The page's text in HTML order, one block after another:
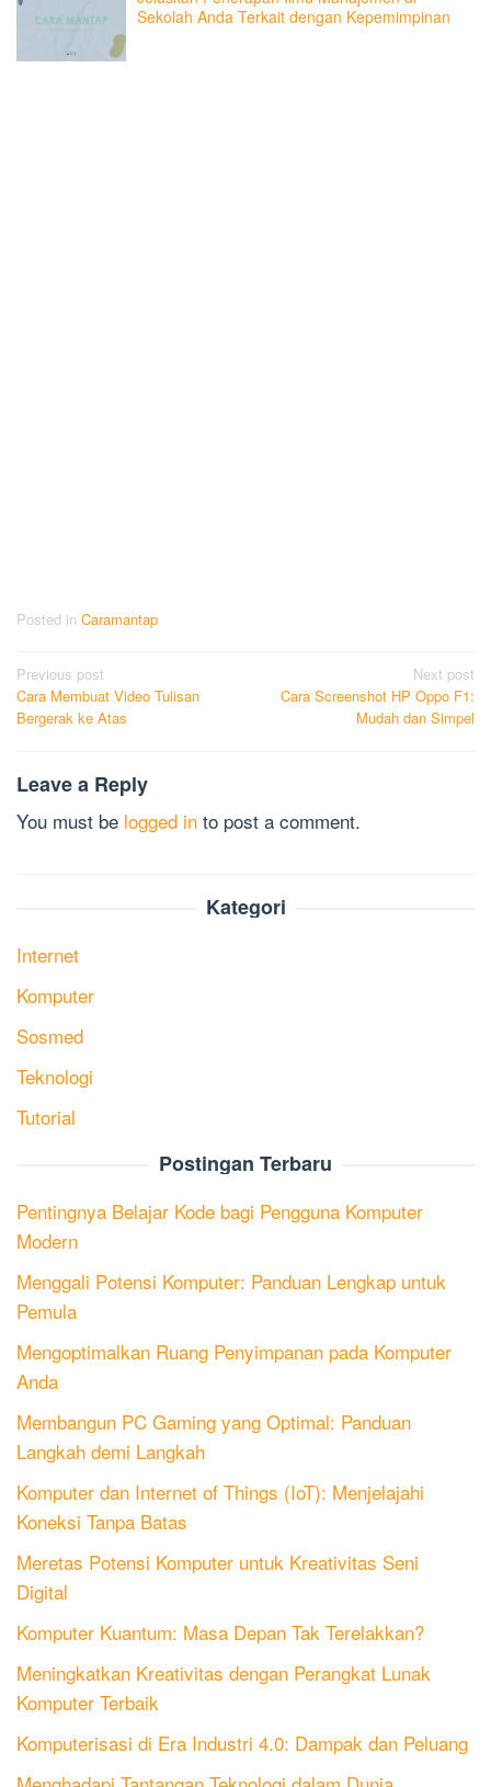
Sekolah Anda Terkait dengan Kepemimpinan
Posted in Caramantap
Post
navigation
Previous post
Cara Membuat Video Tulisan
Bergerak ke Atas
Next post
Cara Screenshot HP Oppo F1:
Mudah dan Simpel
Leave a Reply
You must be logged in to post a comment.
Kategori
Internet
Komputer
Sosmed
Teknologi
Tutorial
Postingan Terbaru
Pentingnya Belajar Kode bagi Pengguna Komputer
Modern
Menggali Potensi Komputer: Panduan Lengkap untuk
Pemula
Mengoptimalkan Ruang Penyimpanan pada Komputer
Anda
Membangun PC Gaming yang Optimal: Panduan
Langkah demi Langkah
Komputer dan Internet of Things (IoT): Menjelajahi
Koneksi Tanpa Batas
Meretas Potensi Komputer untuk Kreativitas Seni
Digital
Komputer Kuantum: Masa Depan Tak Terelakkan?
Meningkatkan Kreativitas dengan Perangkat Lunak
Komputer Terbaik
Komputerisasi di Era Industri 4.0: Dampak dan Peluang